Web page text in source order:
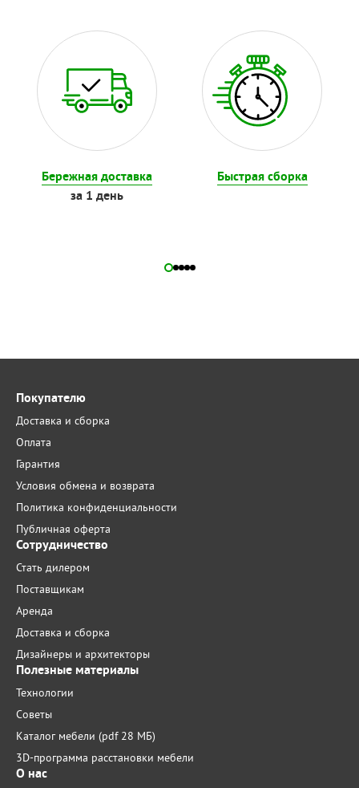
Бережная доставка
за 1 день
Быстрая сборка
Покупателю
Доставка и сборка
Оплата
Гарантия
Условия обмена и возврата
Политика конфиденциальности
Публичная оферта
Сотрудничество
Стать дилером
Поставщикам
Аренда
Доставка и сборка
Дизайнеры и архитекторы
Полезные материалы
Технологии
Советы
Каталог мебели (pdf 28 МБ)
3D-программа расстановки мебели
О нас